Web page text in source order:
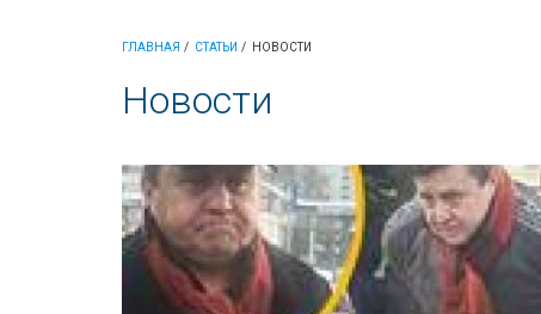
ГЛАВНАЯ СТАТЬИ НОВОСТИ
Новости